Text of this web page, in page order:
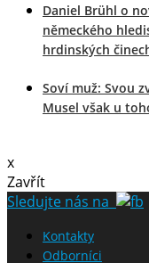
Daniel Brühl o
německého
hrdinských
Soví muž: Svou
Musel však u
x
Zavřít
Sledujte nás na
Kontakty
Odborníci